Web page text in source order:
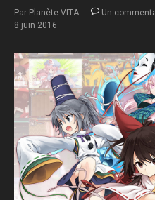
Par Planète VITA Un
8 juin 2016